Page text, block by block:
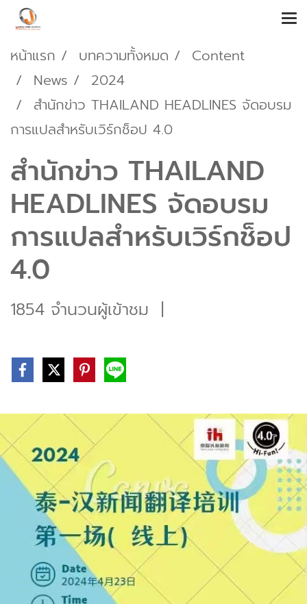
หน้าแรก บทความทั้งหมด
Content
News
2024
สำนักข่าว THAILAND HEADLINES จัดอบรม
การแปลสำหรับเวิร์กช็อป 4.0
สำนักข่าว THAILAND
HEADLINES จัดอบรม
การแปลสำหรับเวิร์กช็อป
4.0
1854 จำนวนผู้เข้าชม |